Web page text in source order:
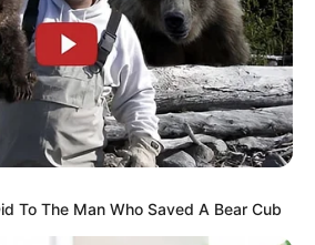
To The Man Who Saved A Bear Cub